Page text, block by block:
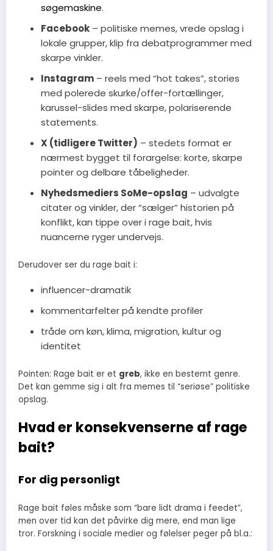
søgemaskine.
Facebook– politiske memes, vrede opslag i
lokale grupper, klip fra debatprogrammer med
skarpe vinkler.
Instagram– reels med “hot takes”, stories
med polerede skurke/offer-fortællinger,
karussel-slides med skarpe, polariserende
statements.
X (tidligere Twitter) – stedets format er
nærmest bygget til forargelse: korte, skarpe
pointer og delbare tåbeligheder.
Nyhedsmediers SoMe-opslag – udvalgte
citater og vinkler, der “sælger” historien på
konflikt, kan tippe over i rage bait, hvis
nuancerne ryger undervejs.
Derudover ser du rage bait i:
influencer-dramatik
kommentarfelter på kendte profiler
tråde om køn, klima, migration, kultur og
identitet
Pointen: Rage bait er et greb, ikke en bestemt genre.
Det kan gemme sig i alt fra memes til “seriøse” politiske
opslag.
Hvad er konsekvenserne af rage
bait?
For dig personligt
Rage bait føles måske som “bare lidt drama i feedet”,
men over tid kan det påvirke dig mere, end man lige
tror. Forskning i sociale medier og følelser peger på bl.a.: